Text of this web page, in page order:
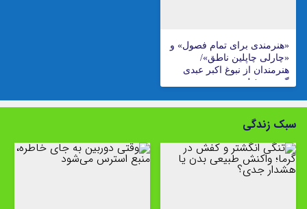
«هنرمندی برای تمام فصول» و
«چارلی چاپلین ناطق»/
هنرمندان از نبوغ اکبر عبدی
گفتند + فیلم
سبک زندگی